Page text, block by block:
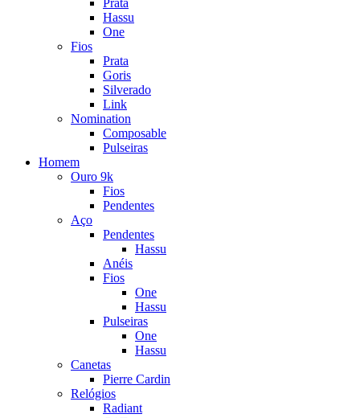
Prata
Hassu
One
Fios
Prata
Goris
Silverado
Link
Nomination
Composable
Pulseiras
Homem
Ouro 9k
Fios
Pendentes
Aço
Pendentes
Hassu
Anéis
Fios
One
Hassu
Pulseiras
One
Hassu
Canetas
Pierre Cardin
Relógios
Radiant